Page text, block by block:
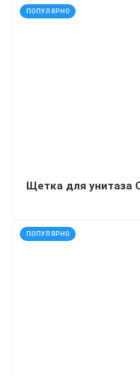
ПОПУЛЯРНО
код: 90721
ПОПУЛЯРНО
код: 12900